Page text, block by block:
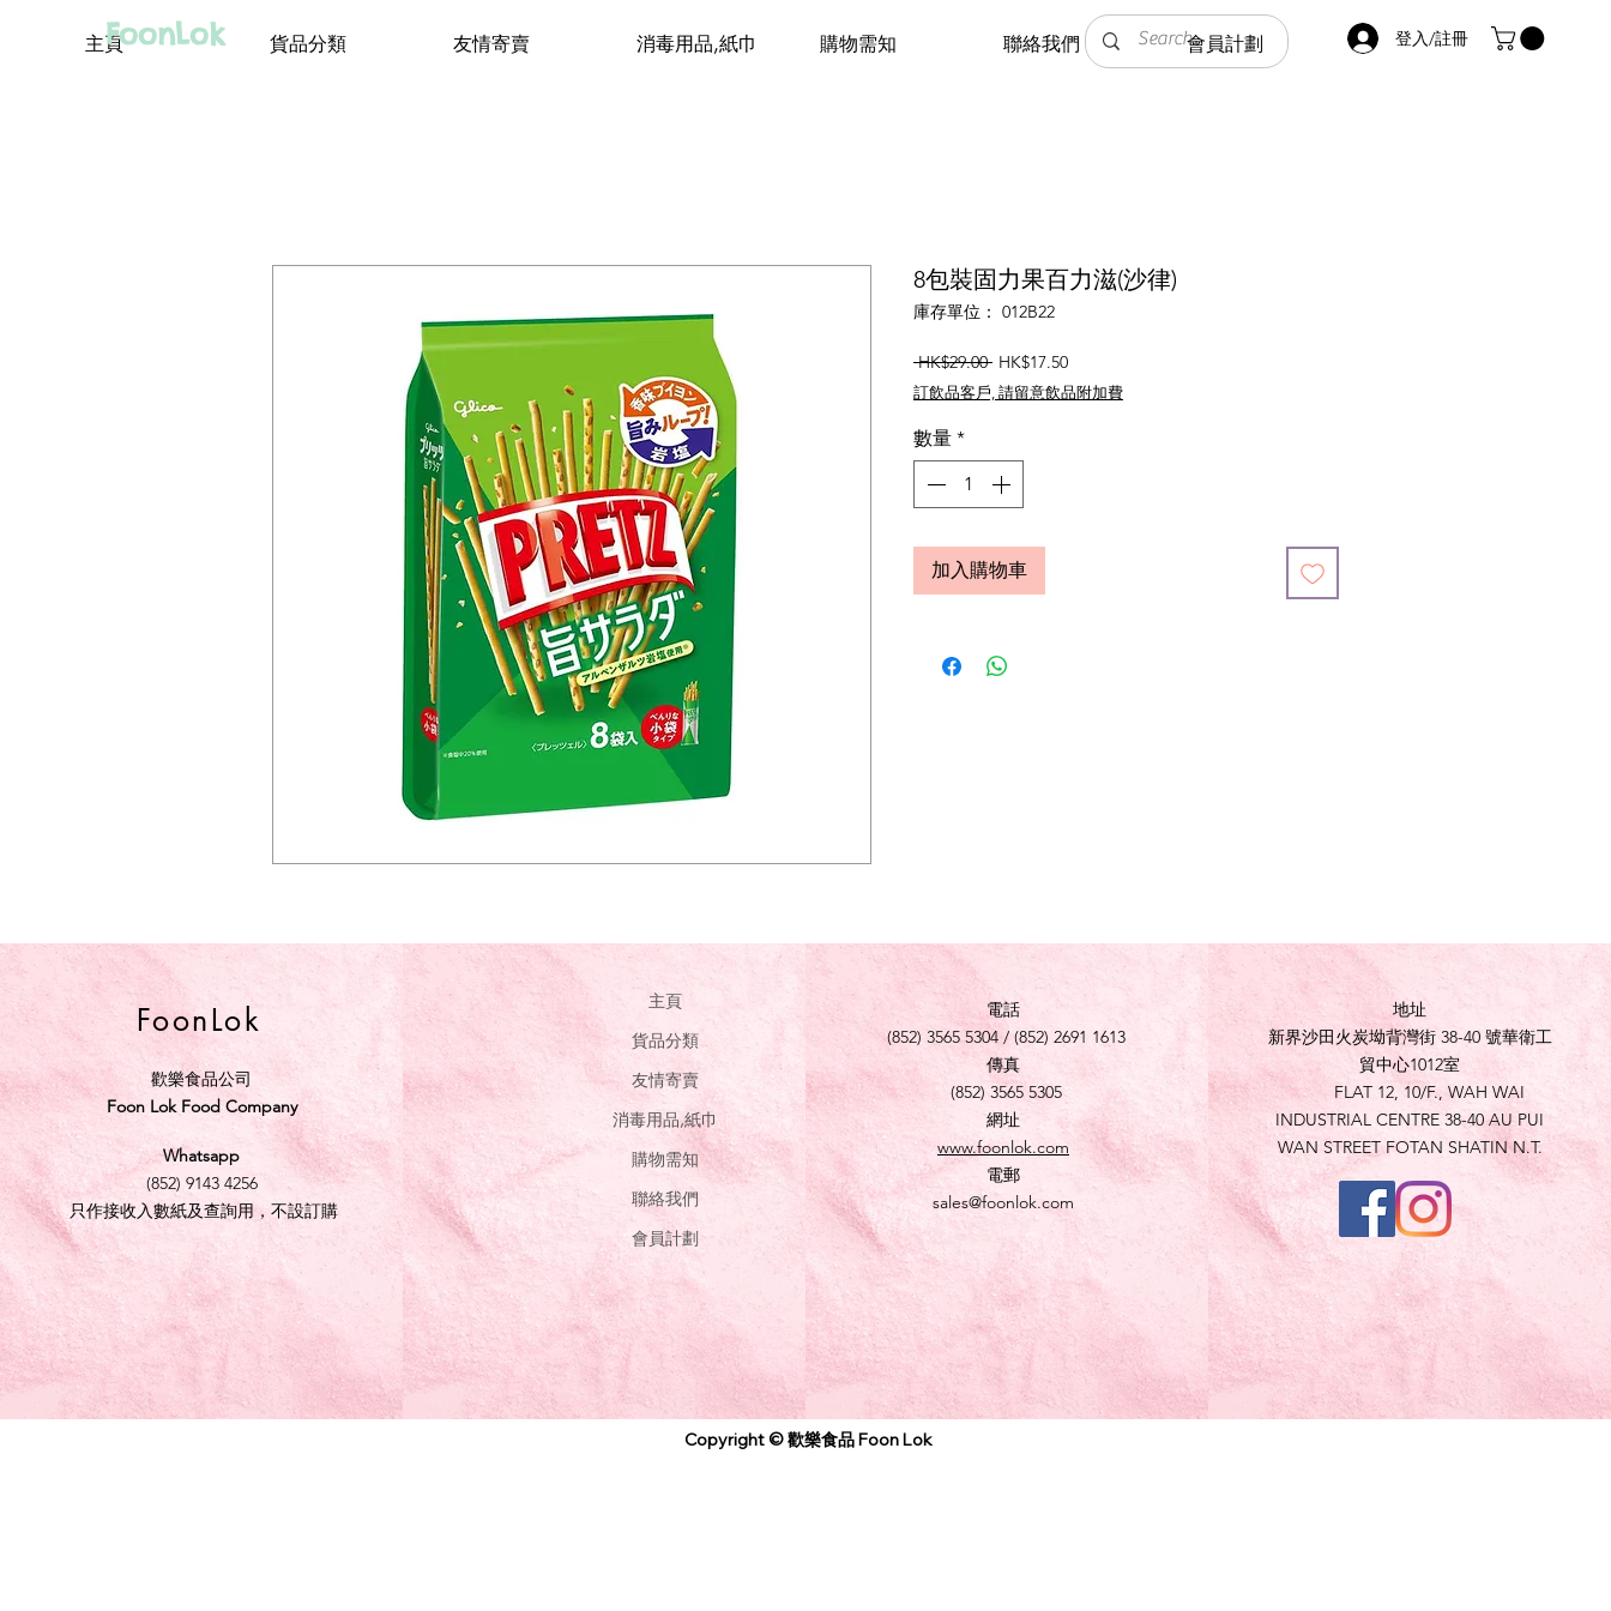
FoonLok 登入/註冊
主頁 貨品分類 友情寄賣 消毒用品,紙巾 購物需知 聯絡我們 會員計劃
8包裝固力果百力滋(沙律)
庫存單位： 012B22
HK$29.00 一
般
價
HK$17.50促
銷
價
訂飲品客戶, 請留意飲品附加費
數量 *
加入購物車
FoonLok
歡樂食品公司
Foon Lok Food Company
Whatsapp
(852) 9143 4256
只作接收入數紙及查詢用，不設訂購
主頁
貨品分類
友情寄賣
消毒用品,紙巾
購物需知
聯絡我們
會員計劃
電話
(852) 3565 5304 / (852) 2691 1613
傳真
(852) 3565 5305
網址
www.foonlok.com
電郵
sales@foonlok.com
地址
新界沙田火炭坳背灣街 38-40 號華衛工
貿中心1012室
FLAT 12, 10/F., WAH WAI
INDUSTRIAL CENTRE 38-40 AU PUI
WAN STREET FOTAN SHATIN N.T.
Copyright © 歡樂食品 Foon Lok